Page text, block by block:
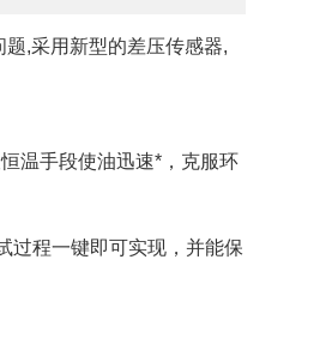
,采用新型的差压传感器,
温手段使油迅速*，克服环
过程一键即可实现，并能保